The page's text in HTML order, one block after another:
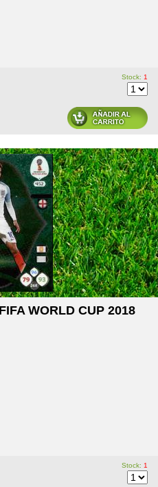
Stock: 1
WORLD CUP 2018
Stock: 1